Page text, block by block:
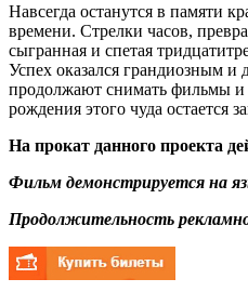
Навсегда останутся в памяти
времени. Стрелки часов,
сыгранная и спетая
Успех оказался грандиозным и
продолжают снимать фильмы и
рождения этого чуда остается
На прокат данного проекта
Фильм демонстрируется на
Продолжительность